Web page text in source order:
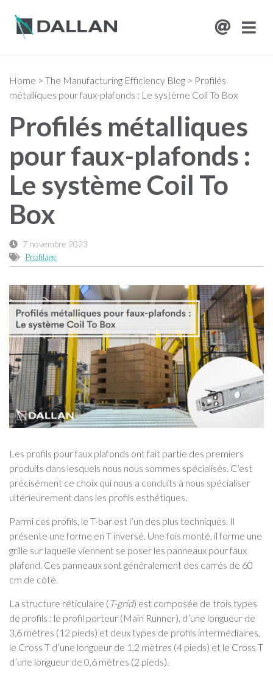
Home > The Manufacturing Efficiency Blog > Profilés
métalliques pour faux-plafonds : Le système Coil To Box
Profilés métalliques
pour faux-plafonds :
Le système Coil To
Box
7 novembre 2023
Profilage
Les profils pour faux plafonds ont fait partie des premiers
produits dans lesquels nous nous sommes spécialisés. C’est
précisément ce choix qui nous a conduits à nous spécialiser
ultérieurement dans les profils esthétiques.
Parmi ces profils, le T-bar est l’un des plus techniques. Il
présente une forme en T inversé. Une fois monté, il forme une
grille sur laquelle viennent se poser les panneaux pour faux
plafond. Ces panneaux sont généralement des carrés de 60
cm de côté.
La structure réticulaire ( T-grid) est composée de trois types
de profils : le profil porteur (Main Runner), d’une longueur de
3,6 mètres (12 pieds) et deux types de profils intermédiaires,
le Cross T d’une longueur de 1,2 mètres (4 pieds) et le Cross T
d’une longueur de 0,6 mètres (2 pieds).